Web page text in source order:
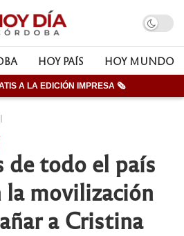
HOY PAÍS HOY MUNDO
A LA EDICIÓN IMPRESA 🗞
de todo el país
la movilización
a Cristina